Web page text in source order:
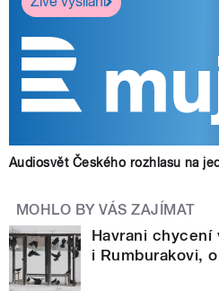
Audiosvět Českého rozhlasu na
MOHLO BY VÁS ZAJÍMAT
Havrani chycení
i Rumburakovi,